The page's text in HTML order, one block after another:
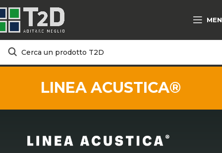
ACUSTICA®
LINEA ACUSTICA®